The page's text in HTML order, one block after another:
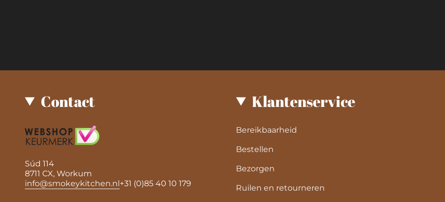
Contact
Súd 114
8711 CX, Workum
info@smokeykitchen.nl+31 (0)85 40 10 179
Klantenservice
Bereikbaarheid
Bestellen
Bezorgen
Ruilen en retourneren